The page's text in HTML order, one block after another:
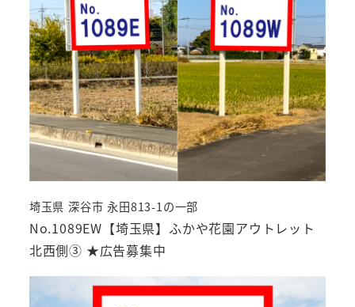
No.1089EW【埼玉県】ふかや花園アウトレット
北西側③ ★広告募集中
埼玉県 深谷市 永田813-1の一部